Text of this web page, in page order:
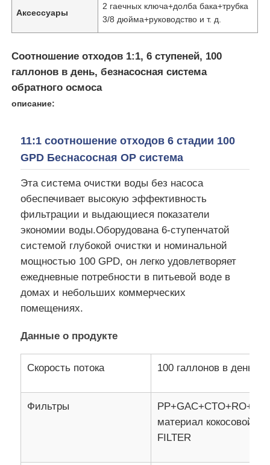
Аксессуары
2 гаечных ключа+долба бака+трубка
3/8 дюйма+руководство и т. д.
Соотношение отходов 1:1, 6 ступеней, 100
галлонов в день, безнасосная система
обратного осмоса
описание:
11:1 соотношение отходов 6 стадии 100
GPD Беснасосная ОР система
Эта система очистки воды без насоса
обеспечивает высокую эффективность
фильтрации и выдающиеся показатели
экономии воды.Оборудована 6-ступенчатой
системой глубокой очистки и номинальной
мощностью 100 GPD, он легко удовлетворяет
ежедневные потребности в питьевой воде в
домах и небольших коммерческих
помещениях.
Данные о продукте
Скорость потока 100 галлонов в день
Фильтры
материал кокосовой
FILTER